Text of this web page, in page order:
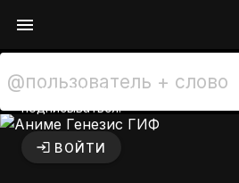
комментировать и
подписываться.
ВОЙТИ
Аниме Генезис